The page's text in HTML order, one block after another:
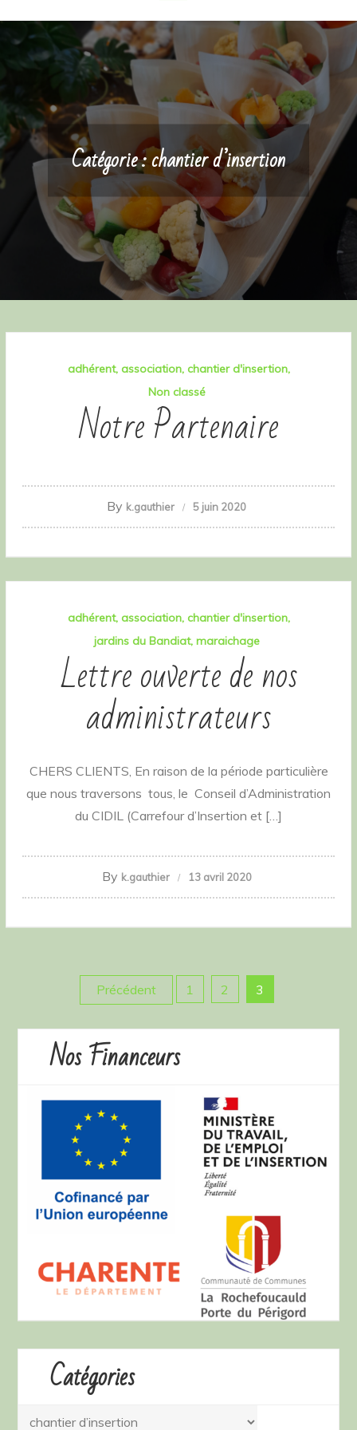
Catégorie :chantier d’insertion
adhérent association chantier d'insertion
Non classé
Notre Partenaire
By k.gauthier 5 juin 2020
adhérent association chantier d'insertion
jardins du Bandiat maraichage
Lettre ouverte de nos
administrateurs
CHERS CLIENTS, En raison de la période particulière
que nous traversons tous, le Conseil d’Administration
du CIDIL (Carrefour d’Insertion et […]
By k.gauthier 13 avril 2020
Pagination
des
publications
Précédent 1 2 3
Nos Financeurs
Catégories
Catégories